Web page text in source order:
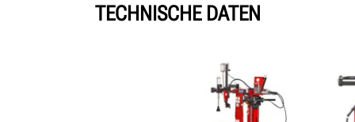
TECHNISCHE DATEN